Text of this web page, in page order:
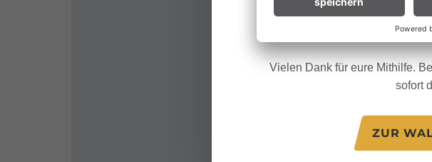
Hinweis für Biker:innen:
Gras. Heiße
Vielen Dank für eure Mithilfe.
sofort
ZUR